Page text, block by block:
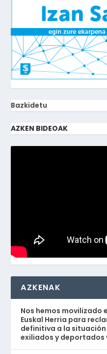
Bazkidetu
AZKEN BIDEOAK
AZKENAK
Nos hemos movilizado
Euskal Herria para
definitiva a la situación
exiliados y deportados